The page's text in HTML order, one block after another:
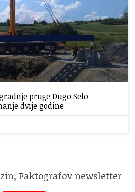
pruge Dugo Selo-
dvije godine
Faktografov newsletter